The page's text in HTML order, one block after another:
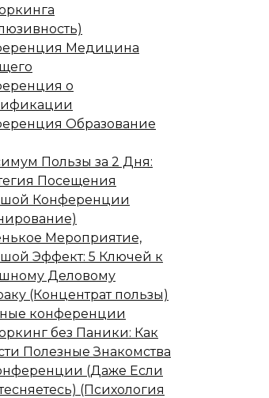
Медицина
о
Образование
Пользы за 2 Дня:
Посещения
Конференции
Мероприятие,
Эффект: 5 Ключей к
Деловому
(Концентрат пользы)
конференции
без Паники: Как
Полезные Знакомства
(Даже Если
(Психология